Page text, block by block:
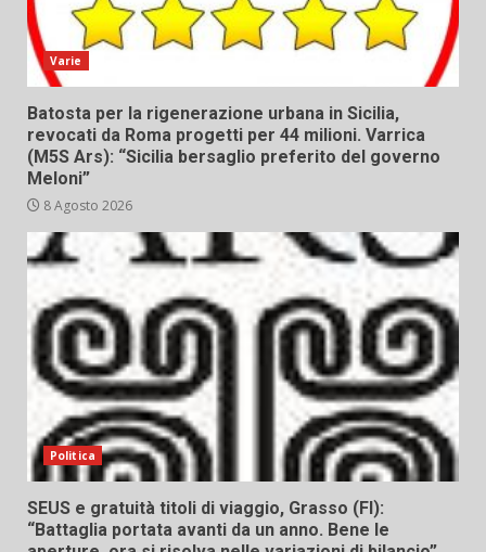
Varie
Batosta per la rigenerazione urbana in Sicilia,
revocati da Roma progetti per 44 milioni. Varrica
(M5S Ars): “Sicilia bersaglio preferito del governo
Meloni”
8 Agosto 2026
Politica
SEUS e gratuità titoli di viaggio, Grasso (FI):
“Battaglia portata avanti da un anno. Bene le